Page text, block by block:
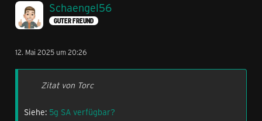
Schaengel56
GUTER FREUND
12. Mai 2025 um 20:26
Zitat von Torc
Siehe: 5g SA verfügbar?